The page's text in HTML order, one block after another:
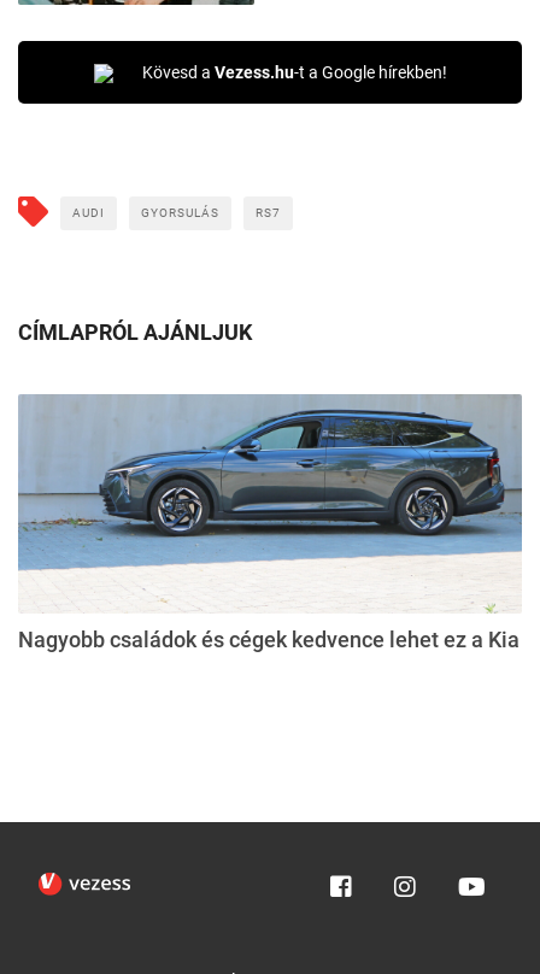
Kövesd a Vezess.hu-t a Google hírekben!
AUDI GYORSULÁS RS7
CÍMLAPRÓL AJÁNLJUK
Nagyobb családok és cégek kedvence lehet ez a Kia